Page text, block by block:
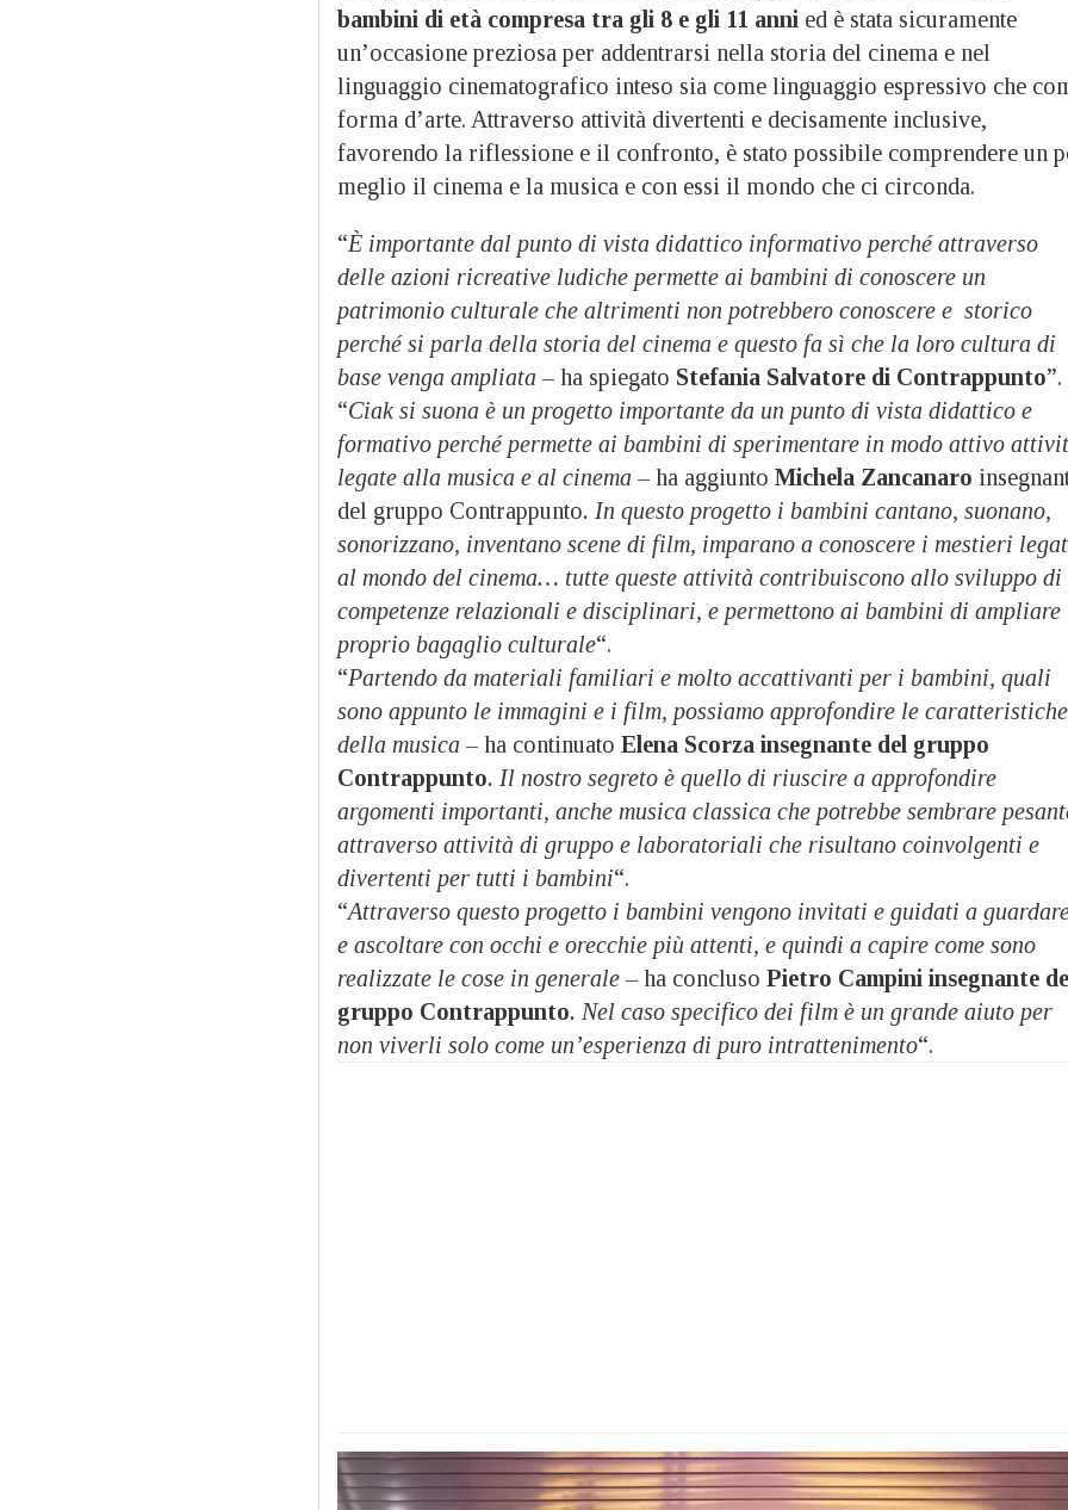
bambini di età compresa tra gli 8 e gli 11 anni ed è stata sicuramente
un’occasione preziosa per addentrarsi nella storia del cinema e nel
linguaggio cinematografico inteso sia come linguaggio espressivo che
forma d’arte. Attraverso attività divertenti e decisamente inclusive,
favorendo la riflessione e il confronto, è stato possibile comprendere un
meglio il cinema e la musica e con essi il mondo che ci circonda.
“È importante dal punto di vista didattico informativo perché attraverso
delle azioni ricreative ludiche permette ai bambini di conoscere un
patrimonio culturale che altrimenti non potrebbero conoscere e storico
perché si parla della storia del cinema e questo fa sì che la loro cultura di
base venga ampliata – ha spiegato Stefania Salvatore di Contrappunto”.
“Ciak si suona è un progetto importante da un punto di vista didattico e
formativo perché permette ai bambini di sperimentare in modo attivo
legate alla musica e al cinema – ha aggiunto Michela Zancanaro
del gruppo Contrappunto. In questo progetto i bambini cantano, suonano,
sonorizzano, inventano scene di film, imparano a conoscere i mestieri
al mondo del cinema… tutte queste attività contribuiscono allo sviluppo di
competenze relazionali e disciplinari, e permettono ai bambini di
proprio bagaglio culturale“.
“Partendo da materiali familiari e molto accattivanti per i bambini, quali
sono appunto le immagini e i film, possiamo approfondire le caratteristiche
della musica – ha continuato Elena Scorza insegnante del gruppo
Contrappunto. Il nostro segreto è quello di riuscire a approfondire
argomenti importanti, anche musica classica che potrebbe sembrare
attraverso attività di gruppo e laboratoriali che risultano coinvolgenti e
divertenti per tutti i bambini“.
“Attraverso questo progetto i bambini vengono invitati e guidati a
e ascoltare con occhi e orecchie più attenti, e quindi a capire come sono
realizzate le cose in generale – ha concluso Pietro Campini insegnante
gruppo Contrappunto. Nel caso specifico dei film è un grande aiuto per
non viverli solo come un’esperienza di puro intrattenimento“.